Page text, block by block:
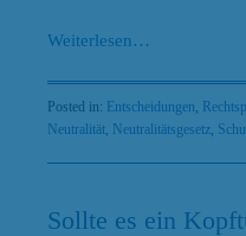
Weiterlesen …
Posted in: Entscheidungen,
Neutralität, Neutralitätsgesetz,
Sollte es ein